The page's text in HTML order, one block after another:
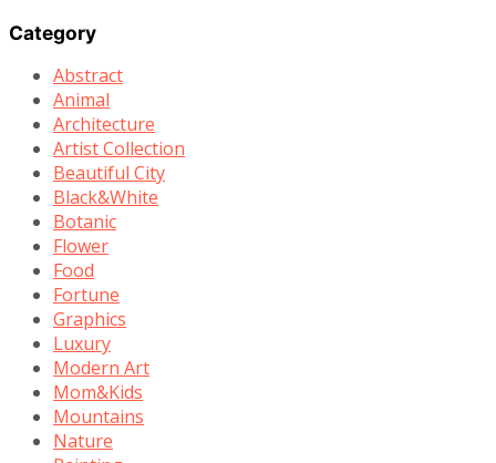
Category
Abstract
Animal
Architecture
Artist Collection
Beautiful City
Black&White
Botanic
Flower
Food
Fortune
Graphics
Luxury
Modern Art
Mom&Kids
Mountains
Nature